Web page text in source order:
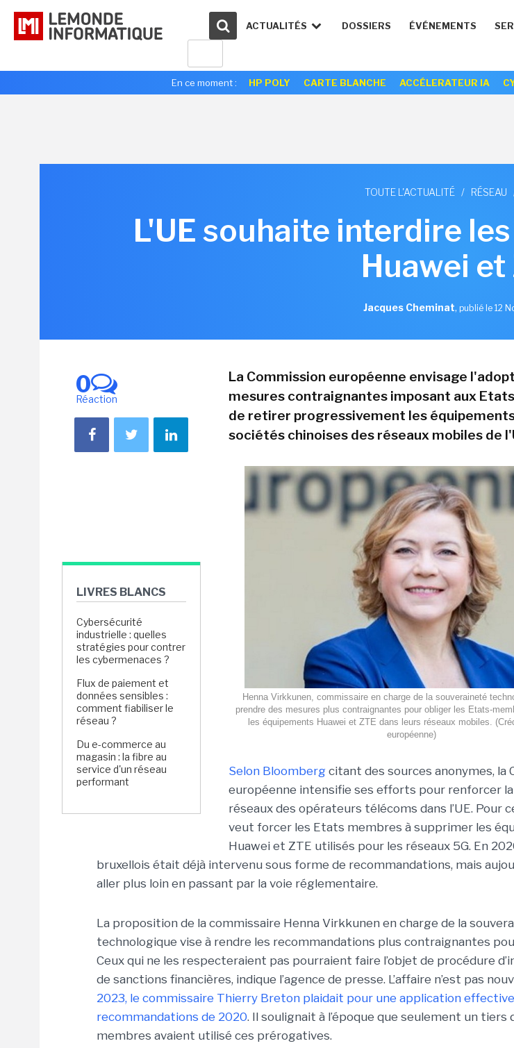
ACTUALITÉS DOSSIERS ÉVÉNEMENTS
En ce moment : HP POLY CARTE BLANCHE ACCÉLERATEUR IA
TOUTE L'ACTUALITÉ / RÉSEAU
L'UE souhaite interdire
Huawei et
Jacques Cheminat, publié le 12
0
Réaction
LIVRES BLANCS
Cybersécurité
industrielle : quelles
stratégies pour contrer
les cybermenaces ?
Flux de paiement et
données sensibles :
comment fiabiliser le
réseau ?
Du e-commerce au
magasin : la fibre au
service d'un réseau
performant
La Commission européenne envisage
mesures contraignantes imposant aux
de retirer progressivement les
sociétés chinoises des réseaux mobiles de
Henna Virkkunen, commissaire en charge de la souveraineté
prendre des mesures plus contraignantes pour obliger les Etats-
les équipements Huawei et ZTE dans leurs réseaux mobiles.
européenne)
Selon Bloomberg citant des sources anonymes, la
européenne intensifie ses efforts pour renforcer
réseaux des opérateurs télécoms dans l’UE. Pour
veut forcer les Etats membres à supprimer les
Huawei et ZTE utilisés pour les réseaux 5G. En
bruxellois était déjà intervenu sous forme de recommandations, mais
aller plus loin en passant par la voie réglementaire.
La proposition de la commissaire Henna Virkkunen en charge de la
technologique vise à rendre les recommandations plus contraignantes
Ceux qui ne les respecteraient pas pourraient faire l’objet de procédure
de sanctions financières, indique l’agence de presse. L’affaire n’est pas
2023, le commissaire Thierry Breton plaidait pour une application
recommandations de 2020. Il soulignait à l’époque que seulement un tiers
membres avaient utilisé ces prérogatives.